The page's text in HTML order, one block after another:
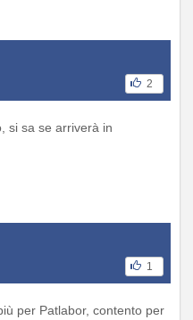
2
si sa se arriverà in
1
per Patlabor, contento per